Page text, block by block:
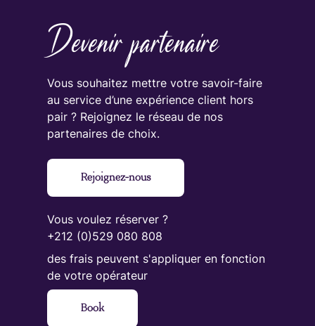
Devenir partenaire
Vous souhaitez mettre votre savoir-faire
au service d’une expérience client hors
pair ? Rejoignez le réseau de nos
partenaires de choix.
Rejoignez-nous
Vous voulez réserver ?
+212 (0)529 080 808
des frais peuvent s'appliquer en fonction
de votre opérateur
Book